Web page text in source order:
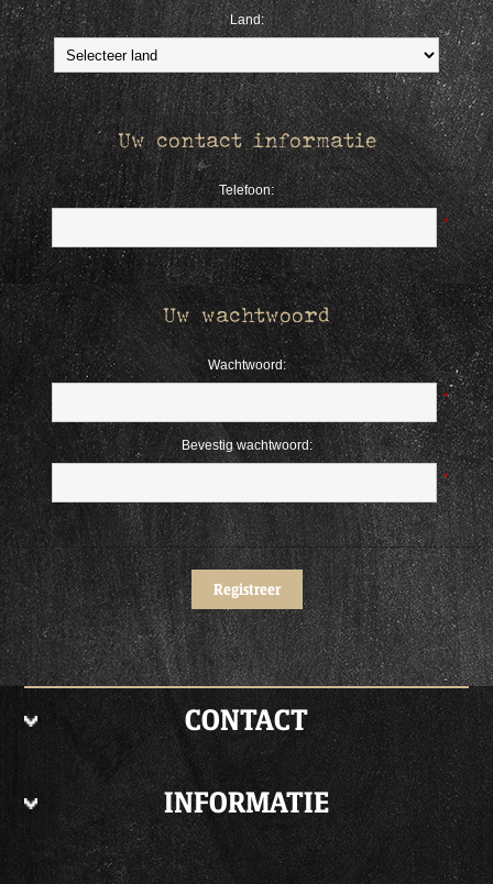
Land:
Uw contact informatie
Telefoon:
*
Uw wachtwoord
Wachtwoord:
*
Bevestig wachtwoord:
*
CONTACT
INFORMATIE